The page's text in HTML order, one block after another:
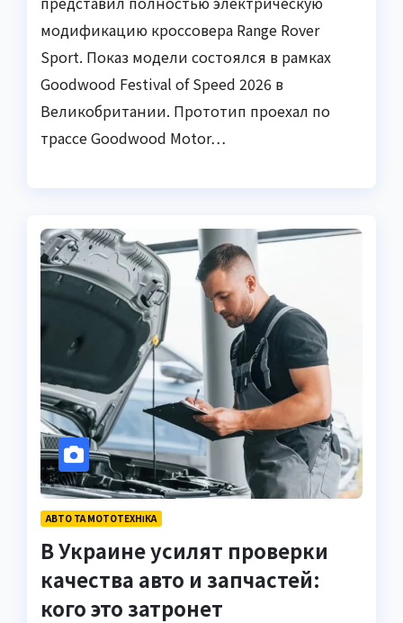
модификацию кроссовера Range Rover
Sport. Показ модели состоялся в рамках
Goodwood Festival of Speed 2026 в
Великобритании. Прототип проехал по
трассе Goodwood Motor…
АВТО ТА МОТОТЕХНІКА
В Украине усилят проверки
качества авто и запчастей:
кого это затронет